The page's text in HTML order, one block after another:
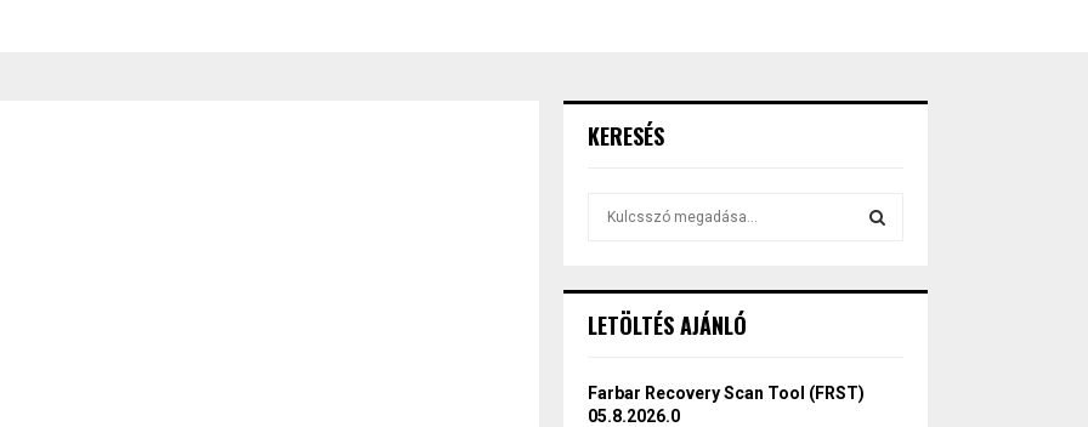
KERESÉS
h
o
r
LETÖLTÉS AJÁNLÓ
Farbar Recovery Scan Tool (FRST)
05.8.2026.0